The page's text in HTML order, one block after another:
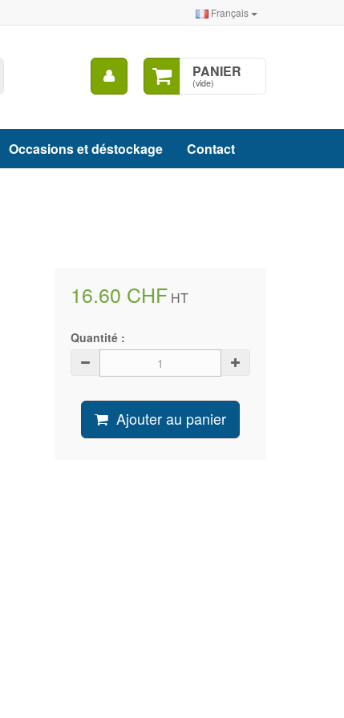
Français
PANIER
(vide)
Mon
compte
Occasions et déstockage Contact
16.60 CHF HT
Quantité :
Ajouter au panier